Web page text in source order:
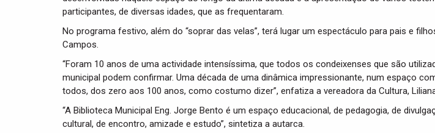
participantes, de diversas idades, que as frequentaram.
No programa festivo, além do “soprar das velas”, terá lugar um espectáculo para pais e
Campos.
“Foram 10 anos de uma actividade intensíssima, que todos os condeixenses que são
municipal podem confirmar. Uma década de uma dinâmica impressionante, num espaço
todos, dos zero aos 100 anos, como costumo dizer”, enfatiza a vereadora da Cultura,
“A Biblioteca Municipal Eng. Jorge Bento é um espaço educacional, de pedagogia, de
cultural, de encontro, amizade e estudo”, sintetiza a autarca.